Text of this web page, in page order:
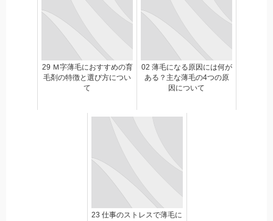
29 Ｍ字薄毛におすすめの育
毛剤の特徴と選び方につい
て
02 薄毛になる原因には何が
ある？主な薄毛の4つの原
因について
23 仕事のストレスで薄毛に